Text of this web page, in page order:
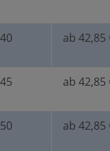
ab 42,85
ab 42,85
ab 42,85